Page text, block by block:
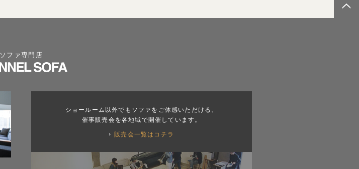
ソファ専門店
ショールーム以外でもソファをご体感いただける、
催事販売会を各地域で開催しています。
販売会一覧はコチラ